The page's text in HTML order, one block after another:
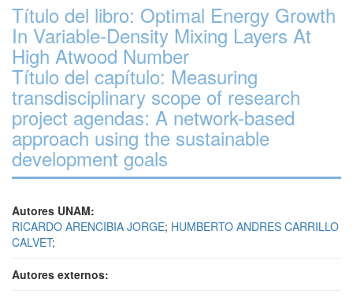
Título del libro: Optimal Energy Growth
In Variable-Density Mixing Layers At
High Atwood Number
Título del capítulo: Measuring
transdisciplinary scope of research
project agendas: A network-based
approach using the sustainable
development goals
Autores UNAM:
RICARDO ARENCIBIA JORGE; HUMBERTO ANDRES CARRILLO
CALVET;
Autores externos: